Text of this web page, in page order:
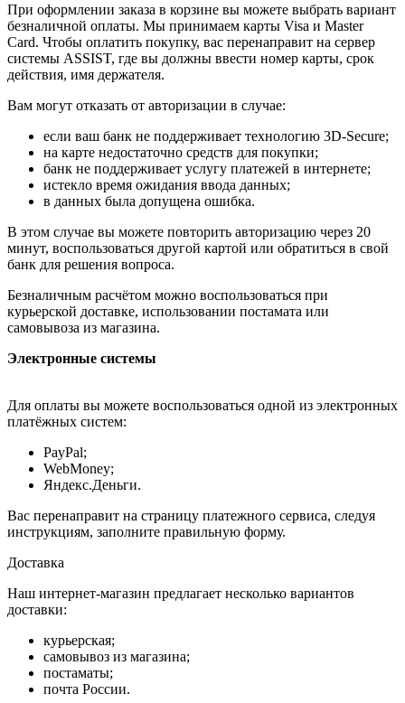
При оформлении заказа в корзине вы можете выбрать вариант
безналичной оплаты. Мы принимаем карты Visa и Master
Card. Чтобы оплатить покупку, вас перенаправит на сервер
системы ASSIST, где вы должны ввести номер карты, срок
действия, имя держателя.
Вам могут отказать от авторизации в случае:
если ваш банк не поддерживает технологию 3D-Secure;
на карте недостаточно средств для покупки;
банк не поддерживает услугу платежей в интернете;
истекло время ожидания ввода данных;
в данных была допущена ошибка.
В этом случае вы можете повторить авторизацию через 20
минут, воспользоваться другой картой или обратиться в свой
банк для решения вопроса.
Безналичным расчётом можно воспользоваться при
курьерской доставке, использовании постамата или
самовывоза из магазина.
Электронные системы
Для оплаты вы можете воспользоваться одной из электронных
платёжных систем:
PayPal;
WebMoney;
Яндекс.Деньги.
Вас перенаправит на страницу платежного сервиса, следуя
инструкциям, заполните правильную форму.
Доставка
Наш интернет-магазин предлагает несколько вариантов
доставки:
курьерская;
самовывоз из магазина;
постаматы;
почта России.